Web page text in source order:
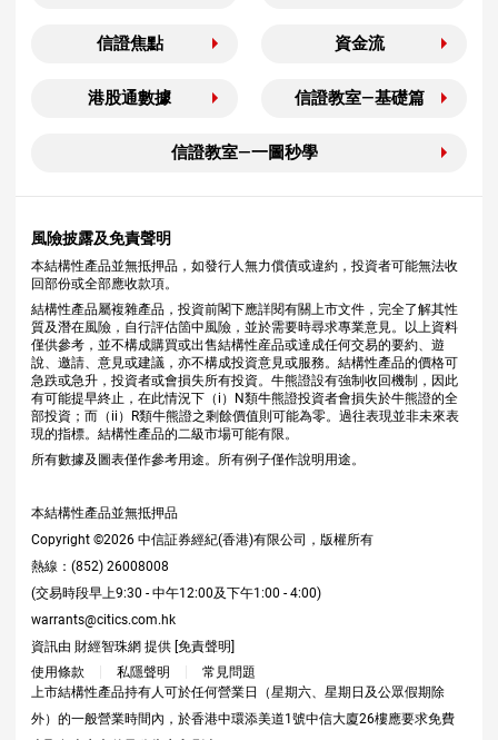
信證焦點 資金流
港股通數據 信證教室—基礎篇
信證教室—一圖秒學
風險披露及免責聲明
本結構性產品並無抵押品，如發行人無力償債或違約，投資者可能無法收
回部份或全部應收款項。
結構性產品屬複雜產品，投資前閣下應詳閱有關上市文件，完全了解其性
質及潛在風險，自行評估箇中風險，並於需要時尋求專業意見。以上資料
僅供參考，並不構成購買或出售結構性産品或達成任何交易的要約、遊
說、邀請、意見或建議，亦不構成投資意見或服務。結構性產品的價格可
急跌或急升，投資者或會損失所有投資。牛熊證設有強制收回機制，因此
有可能提早終止，在此情況下（i）N類牛熊證投資者會損失於牛熊證的全
部投資；而（ii）R類牛熊證之剩餘價值則可能為零。過往表現並非未來表
現的指標。結構性產品的二級市場可能有限。
所有數據及圖表僅作參考用途。所有例子僅作說明用途。
本結構性產品並無抵押品
Copyright ©2026 中信証券經紀(香港)有限公司，版權所有
熱線：(852) 26008008
(交易時段早上9:30 - 中午12:00及下午1:00 - 4:00)
warrants@citics.com.hk
資訊由 財經智珠網 提供 [免責聲明]
使用條款
私隱聲明
常見問題
上市結構性產品持有人可於任何營業日（星期六、星期日及公眾假期除
外）的一般營業時間內，於香港中環添美道1號中信大廈26樓應要求免費